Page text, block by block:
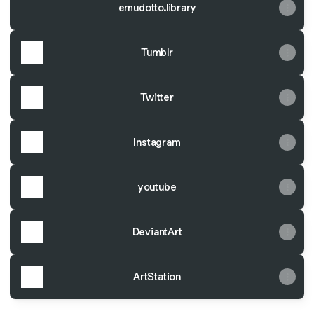
emudotto.library
Tumblr
Twitter
Instagram
youtube
DeviantArt
ArtStation